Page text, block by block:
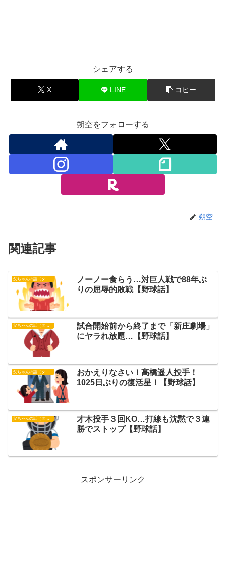
シェアする
X LINE コピー
朔空をフォローする
朔空
関連記事
父ちゃんの話（タイガース）
ノーノー食らう…対巨人戦で88年ぶ
りの屈辱的敗戦【野球話】
父ちゃんの話（タイガース）
試合開始前から終了まで「新庄劇場」
にヤラれ放題…【野球話】
父ちゃんの話（タイガース）
おかえりなさい！髙橋遥人投手！
1025日ぶりの復活星！【野球話】
才木投手３回KO…打線も沈黙で３連
勝でストップ【野球話】
スポンサーリンク